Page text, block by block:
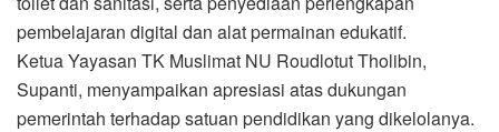
pembelajaran digital dan alat permainan edukatif.
Ketua Yayasan TK Muslimat NU Roudlotut Tholibin,
Supanti, menyampaikan apresiasi atas dukungan
pemerintah terhadap satuan pendidikan yang dikelolanya.